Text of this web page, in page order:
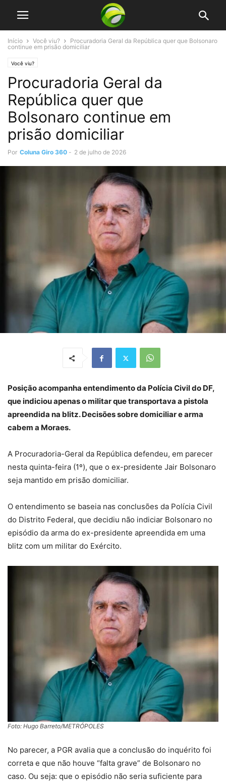
Início Você viu?
Procuradoria Geral da República quer que Bolsonaro
continue em prisão domiciliar
Você viu?
Procuradoria Geral da
República quer que
Bolsonaro continue em
prisão domiciliar
Por Coluna Giro 360 - 2 de julho de 2026
Posição acompanha entendimento da Polícia Civil do DF,
que indiciou apenas o militar que transportava a pistola
apreendida na blitz. Decisões sobre domiciliar e arma
cabem a Moraes.
A Procuradoria-Geral da República defendeu, em parecer
nesta quinta-feira (1º), que o ex-presidente Jair Bolsonaro
seja mantido em prisão domiciliar.
O entendimento se baseia nas conclusões da Polícia Civil
do Distrito Federal, que decidiu não indiciar Bolsonaro no
episódio da arma do ex-presidente apreendida em uma
blitz com um militar do Exército.
Foto: Hugo Barreto/METRÓPOLES
No parecer, a PGR avalia que a conclusão do inquérito foi
correta e que não houve “falta grave” de Bolsonaro no
caso. Ou seja: que o episódio não seria suficiente para